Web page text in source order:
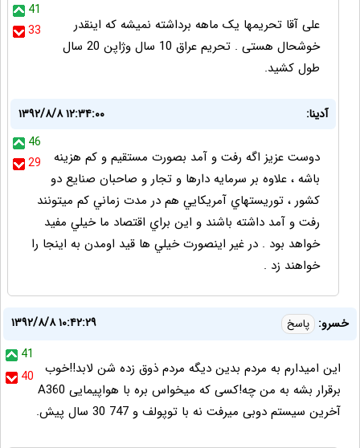
41
33
علی آقا تحریمها یک ماهه برداشته نمیشه که اینقدر
خوشحال هستی . تحریم عراق 10 سال وژاپن 20 سال
طول کشید.
آدينا:
۱۳۹۲/۸/۸ ۱۲:۳۴:۰۰
46
29
دوست عزيز اگه رفت و آمد بصورت مستقيم و كم هزينه
باشه ، علاوه بر سرمايه دارها و تجار و صاحبان صنايع دو
كشور ، توريستهاي آمريكايي هم در مدت زماني كم ميتونند
رفت و آمد داشته باشند و اين براي اقتصاد ما خيلي مفيد
خواهد بود . در غير اينصورت خيلي ها قيد اومدن به اينجا را
خواهند زد .
خسرو: پاسخ
۱۳۹۲/۸/۸ ۱۰:۴۲:۲۹
41
40
این امیدارم به مردم بدین دیگه مردم ذوق زده شن لابد!!خوب
برقرار بشه به من چه!کسی که میخواس بره با هواپیمایی A360
آخرین سیستم دوبی میرفت نه با توپولف و 747 30 سال پیش.